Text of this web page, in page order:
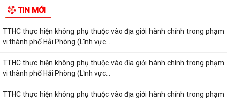
TIN MỚI
vi thành phố Hải Phòng (Lĩnh vực...
TTHC thực hiện không phụ thuộc vào địa giới hành chính trong phạm
vi thành phố Hải Phòng (Lĩnh vực...
TTHC thực hiện không phụ thuộc vào địa giới hành chính trong phạm
vi thành phố Hải Phòng (Lĩnh vực...
TTHC thực hiện không phụ thuộc vào địa giới hành chính trong phạm